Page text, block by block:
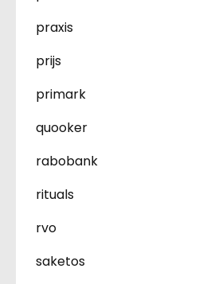
praxis
prijs
primark
quooker
rabobank
rituals
rvo
saketos